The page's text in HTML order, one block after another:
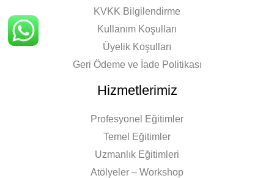
KVKK Bilgilendirme
Kullanım Koşulları
Üyelik Koşulları
Geri Ödeme ve İade Politikası
Hizmetlerimiz
Profesyonel Eğitimler
Temel Eğitimler
Uzmanlık Eğitimleri
Atölyeler – Workshop